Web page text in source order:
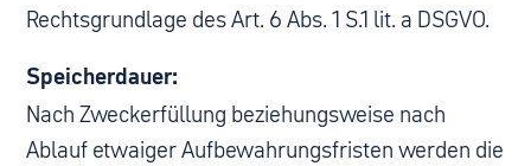
Rechtsgrundlage des Art. 6 Abs. 1 S.1 lit. a DSGVO.
Speicherdauer:
Nach Zweckerfüllung beziehungsweise nach
Ablauf etwaiger Aufbewahrungsfristen werden die